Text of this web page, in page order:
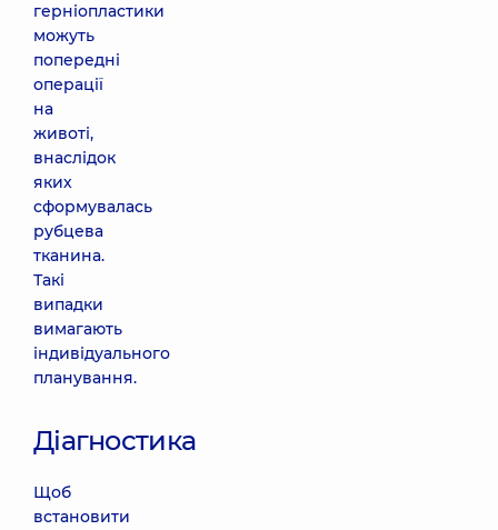
герніопластики
можуть
попередні
операції
на
животі,
внаслідок
яких
сформувалась
рубцева
тканина.
Такі
випадки
вимагають
індивідуального
планування.
Діагностика
Щоб
встановити